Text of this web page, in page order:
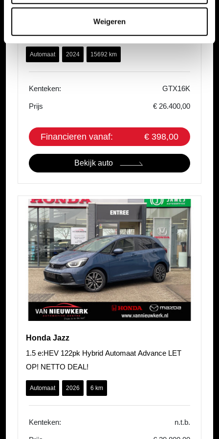
Weigeren
Honda Jazz
1.5 e:HEV Hybrid Automaat Advance | Carplay &
Android | Navi | Camera
Automaat 2024 15692 km
Kenteken: GTX16K
Prijs € 26.400,00
Financieren vanaf: € 398,00
Bekijk auto
Honda Jazz
1.5 e:HEV 122pk Hybrid Automaat Advance LET
OP! NETTO DEAL!
Automaat 2026 6 km
Kenteken: n.t.b.